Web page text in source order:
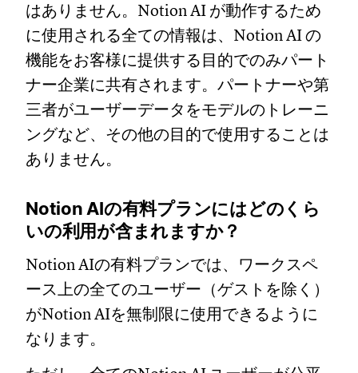
はありません。Notion AI が動作するため
に使用される全ての情報は、Notion AI の
機能をお客様に提供する目的でのみパート
ナー企業に共有されます。パートナーや第
三者がユーザーデータをモデルのトレーニ
ングなど、その他の目的で使用することは
ありません。
Notion AIの有料プランにはどのくら
いの利用が含まれますか？
Notion AIの有料プランでは、ワークスペ
ース上の全てのユーザー（ゲストを除く）
がNotion AIを無制限に使用できるように
なります。